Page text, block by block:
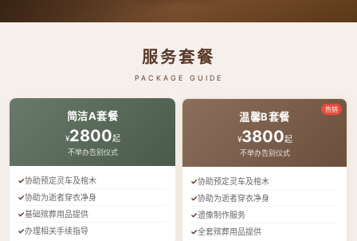
服务套餐
PACKAGE GUIDE
简洁A套餐
¥2800起
不举办告别仪式
协助预定灵车及棺木
协助为逝者穿衣净身
基础殡葬用品提供
办理相关手续指导
热销
温馨B套餐
¥3800起
不举办告别仪式
协助预定灵车及棺木
协助为逝者穿衣净身
遗像制作服务
全套殡葬用品提供